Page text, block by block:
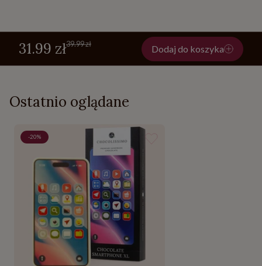
31.99 zł39.99 zł Dodaj do koszyka
Ostatnio oglądane
-20%